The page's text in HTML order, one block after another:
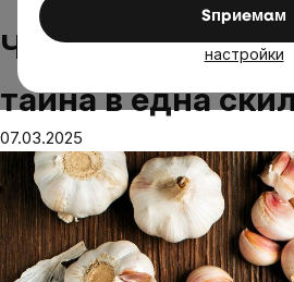
Sпpиeмaм
настройки
Чесън: Аромат, сила и
Чесън: Аромат,
тайна в една
07.03.2025